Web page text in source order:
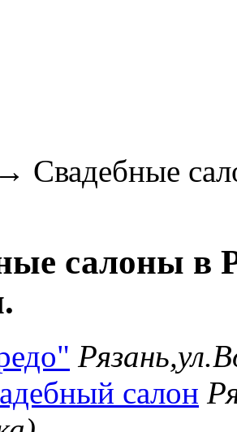
→ Свадебные
салоны в
салон